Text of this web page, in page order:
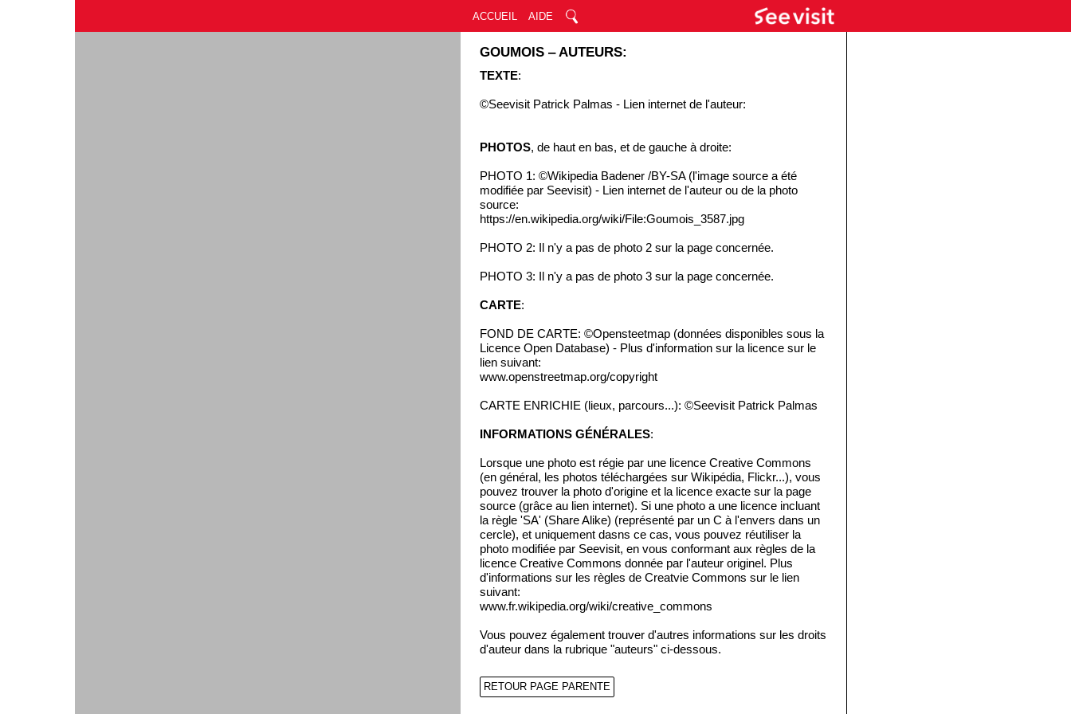
ACCUEIL AIDE
GOUMOIS ‒ AUTEURS:
TEXTE:
©Seevisit Patrick Palmas - Lien internet de l'auteur:
PHOTOS, de haut en bas, et de gauche à droite:
PHOTO 1: ©Wikipedia Badener /BY-SA (l'image source a été
modifiée par Seevisit) - Lien internet de l'auteur ou de la photo
source:
https://en.wikipedia.org/wiki/File:Goumois_3587.jpg
PHOTO 2: Il n'y a pas de photo 2 sur la page concernée.
PHOTO 3: Il n'y a pas de photo 3 sur la page concernée.
CARTE:
FOND DE CARTE: ©Opensteetmap (données disponibles sous la
Licence Open Database) - Plus d'information sur la licence sur le
lien suivant:
www.openstreetmap.org/copyright
CARTE ENRICHIE (lieux, parcours...): ©Seevisit Patrick Palmas
INFORMATIONS GÉNÉRALES:
Lorsque une photo est régie par une licence Creative Commons
(en général, les photos téléchargées sur Wikipédia, Flickr...), vous
pouvez trouver la photo d'origine et la licence exacte sur la page
source (grâce au lien internet). Si une photo a une licence incluant
la règle 'SA' (Share Alike) (représenté par un C à l'envers dans un
cercle), et uniquement dasns ce cas, vous pouvez réutiliser la
photo modifiée par Seevisit, en vous conformant aux règles de la
licence Creative Commons donnée par l'auteur originel. Plus
d'informations sur les règles de Creatvie Commons sur le lien
suivant:
www.fr.wikipedia.org/wiki/creative_commons
Vous pouvez également trouver d'autres informations sur les droits
d'auteur dans la rubrique "auteurs" ci-dessous.
RETOUR PAGE PARENTE